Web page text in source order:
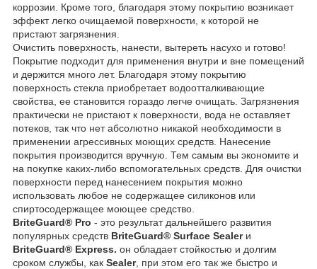
коррозии. Кроме того, благодаря этому покрытию возникает
эффект легко очищаемой поверхности, к которой не
пристают загрязнения.
Очистить поверхность, нанести, вытереть насухо и готово!
Покрытие подходит для применения внутри и вне помещений
и держится много лет. Благодаря этому покрытию
поверхность стекла приобретает водоотталкивающие
свойства, ее становится гораздо легче очищать. Загрязнения
практически не пристают к поверхности, вода не оставляет
потеков, так что нет абсолютно никакой необходимости в
применении агрессивных моющих средств. Нанесение
покрытия производится вручную. Тем самым вы экономите и
на покупке каких-либо вспомогательных средств. Для очистки
поверхности перед нанесением покрытия можно
использовать любое не содержащее силиконов или
спиртосодержащее моющее средство.
BriteGuard® Pro - это результат дальнейшего развития
популярных средств BriteGuard® Surface Sealerи
BriteGuard® Express. он обладает стойкостью и долгим
сроком службы, как Sealer, при этом его так же быстро и